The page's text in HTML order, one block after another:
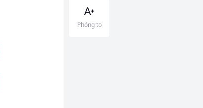
Phóng to